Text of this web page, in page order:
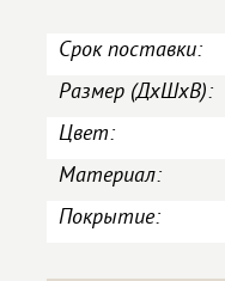
Срок поставки:
Размер (ДxШxВ):
Цвет:
Материал:
Покрытие: